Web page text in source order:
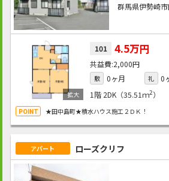
群馬県伊勢崎
101 4.5万円
2,000円
敷 0ヶ月 礼
0
1階 2DK（35.51ｍ2）
★田中島町★積水ハウス施工２ＤＫ！
アパート ローズクリフ